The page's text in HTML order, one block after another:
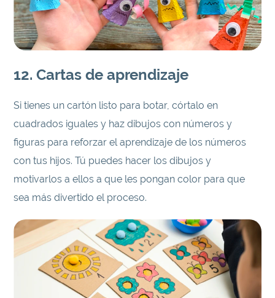
12. Cartas de aprendizaje
Si tienes un cartón listo para botar, córtalo en
cuadrados iguales y haz dibujos con números y
figuras para reforzar el aprendizaje de los números
con tus hijos. Tú puedes hacer los dibujos y
motivarlos a ellos a que les pongan color para que
sea más divertido el proceso.